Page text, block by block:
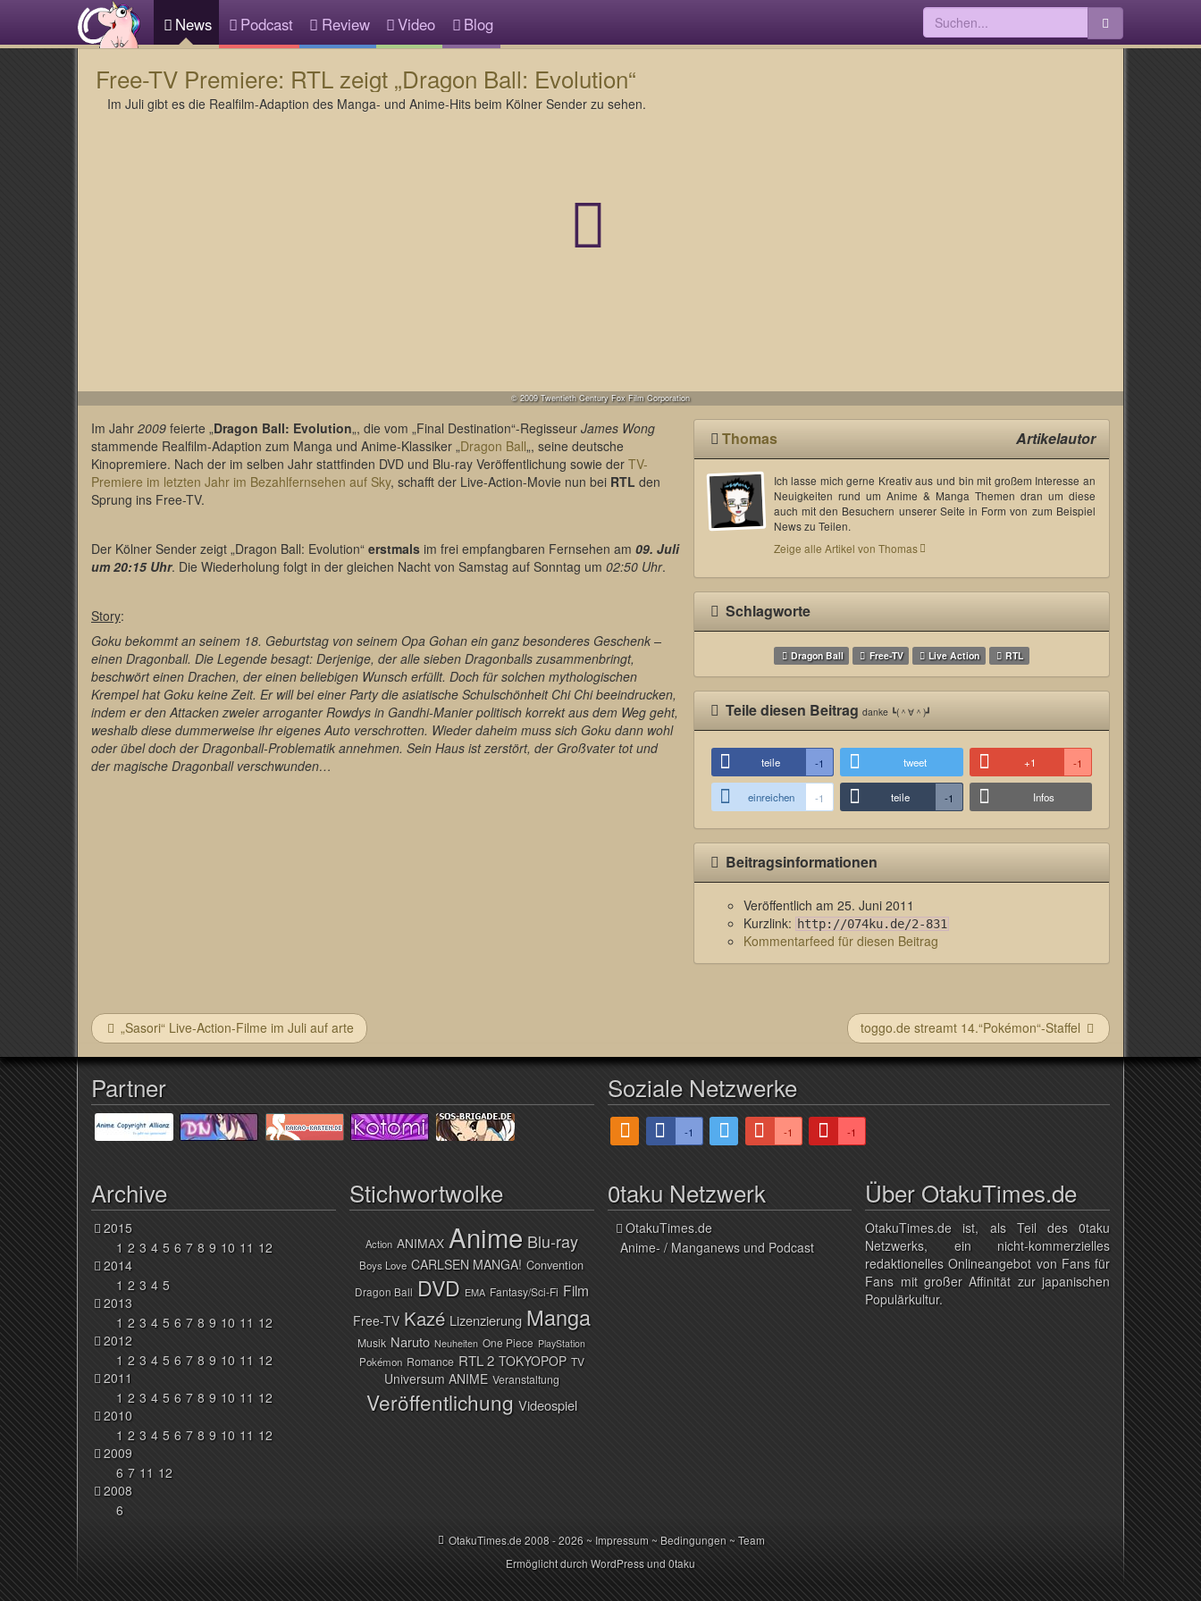
News Podcast Review Video Blog
Free-TV Premiere: RTL zeigt „Dragon Ball: Evolution“
Im Juli gibt es die Realfilm-Adaption des Manga- und Anime-Hits beim Kölner Sender zu sehen.
© 2009 Twentieth Century Fox Film Corporation
Im Jahr 2009 feierte „Dragon Ball: Evolution„, die vom „Final Destination“-Regisseur James Wong
stammende Realfilm-Adaption zum Manga und Anime-Klassiker „Dragon Ball„, seine deutsche
Kinopremiere. Nach der im selben Jahr stattfinden DVD und Blu-ray Veröffentlichung sowie der TV-
Premiere im letzten Jahr im Bezahlfernsehen auf Sky, schafft der Live-Action-Movie nun bei RTL den
Sprung ins Free-TV.
Der Kölner Sender zeigt „Dragon Ball: Evolution“ erstmals im frei empfangbaren Fernsehen am 09. Juli
um 20:15 Uhr. Die Wiederholung folgt in der gleichen Nacht von Samstag auf Sonntag um 02:50 Uhr.
Story:
Goku bekommt an seinem 18. Geburtstag von seinem Opa Gohan ein ganz besonderes Geschenk –
einen Dragonball. Die Legende besagt: Derjenige, der alle sieben Dragonballs zusammenbringt,
beschwört einen Drachen, der einen beliebigen Wunsch erfüllt. Doch für solchen mythologischen
Krempel hat Goku keine Zeit. Er will bei einer Party die asiatische Schulschönheit Chi Chi beeindrucken,
indem er den Attacken zweier arroganter Rowdys in Gandhi-Manier politisch korrekt aus dem Weg geht,
weshalb diese dummerweise ihr eigenes Auto verschrotten. Wieder daheim muss sich Goku dann wohl
oder übel doch der Dragonball-Problematik annehmen. Sein Haus ist zerstört, der Großvater tot und
der magische Dragonball verschwunden…
Thomas Artikelautor
Ich lasse mich gerne Kreativ aus und bin mit großem Interesse an
Neuigkeiten rund um Anime & Manga Themen dran um diese
auch mit den Besuchern unserer Seite in Form von zum Beispiel
News zu Teilen.
Zeige alle Artikel von Thomas
Schlagworte
Dragon Ball Free-TV Live Action RTL
Teile diesen Beitragdanke ┗(＾∀＾)┛
teile -1 tweet +1 -1
einreichen -1 teile -1 Infos
Beitragsinformationen
Veröffentlich am 25. Juni 2011
Kurzlink: http://074ku.de/2-831
Kommentarfeed für diesen Beitrag
„Sasori“ Live-Action-Filme im Juli auf arte toggo.de streamt 14.“Pokémon“-Staffel
Partner Soziale Netzwerke
-1 -1 -1
Archive
2015
1 2 3 4 5 6 7 8 9 10 11 12
2014
1 2 3 4 5
2013
1 2 3 4 5 6 7 8 9 10 11 12
2012
1 2 3 4 5 6 7 8 9 10 11 12
2011
1 2 3 4 5 6 7 8 9 10 11 12
2010
1 2 3 4 5 6 7 8 9 10 11 12
2009
6 7 11 12
2008
6
Stichwortwolke
Action ANIMAX Anime Blu-ray
Boys Love CARLSEN MANGA! Convention
Dragon Ball DVD EMA Fantasy/Sci-Fi Film
Free-TV Kazé Lizenzierung Manga
Musik Naruto Neuheiten One Piece PlayStation
Pokémon Romance RTL 2 TOKYOPOP TV
Universum ANIME Veranstaltung
Veröffentlichung Videospiel
0taku Netzwerk
OtakuTimes.de
Anime- / Manganews und Podcast
Über OtakuTimes.de
OtakuTimes.de ist, als Teil des 0taku
Netzwerks, ein nicht-kommerzielles
redaktionelles Onlineangebot von Fans für
Fans mit großer Affinität zur japanischen
Populärkultur.
OtakuTimes.de2008 - 2026 ~ Impressum ~ Bedingungen ~Team
Ermöglicht durchWordPressund 0taku